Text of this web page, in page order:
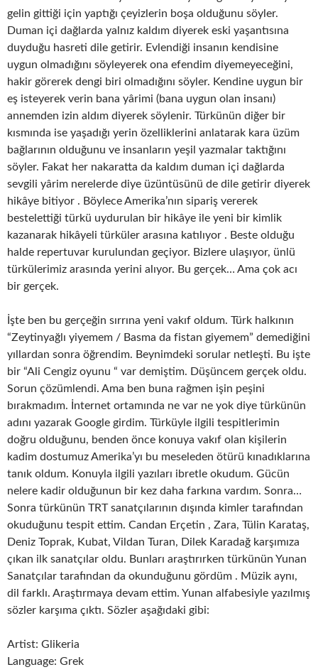
gelin gittiği için yaptığı çeyizlerin boşa olduğunu söyler.
Duman içi dağlarda yalnız kaldım diyerek eski yaşantısına
duyduğu hasreti dile getirir. Evlendiği insanın kendisine
uygun olmadığını söyleyerek ona efendim diyemeyeceğini,
hakir görerek dengi biri olmadığını söyler. Kendine uygun bir
eş isteyerek verin bana yârimi (bana uygun olan insanı)
annemden izin aldım diyerek söylenir. Türkünün diğer bir
kısmında ise yaşadığı yerin özelliklerini anlatarak kara üzüm
bağlarının olduğunu ve insanların yeşil yazmalar taktığını
söyler. Fakat her nakaratta da kaldım duman içi dağlarda
sevgili yârim nerelerde diye üzüntüsünü de dile getirir diyerek
hikâye bitiyor . Böylece Amerika’nın sipariş vererek
bestelettiği türkü uydurulan bir hikâye ile yeni bir kimlik
kazanarak hikâyeli türküler arasına katılıyor . Beste olduğu
halde repertuvar kurulundan geçiyor. Bizlere ulaşıyor, ünlü
türkülerimiz arasında yerini alıyor. Bu gerçek… Ama çok acı
bir gerçek.
İşte ben bu gerçeğin sırrına yeni vakıf oldum. Türk halkının
“Zeytinyağlı yiyemem / Basma da fistan giyemem” demediğini
yıllardan sonra öğrendim. Beynimdeki sorular netleşti. Bu işte
bir “Ali Cengiz oyunu “ var demiştim. Düşüncem gerçek oldu.
Sorun çözümlendi. Ama ben buna rağmen işin peşini
bırakmadım. İnternet ortamında ne var ne yok diye türkünün
adını yazarak Google girdim. Türküyle ilgili tespitlerimin
doğru olduğunu, benden önce konuya vakıf olan kişilerin
kadim dostumuz Amerika’yı bu meseleden ötürü kınadıklarına
tanık oldum. Konuyla ilgili yazıları ibretle okudum. Gücün
nelere kadir olduğunun bir kez daha farkına vardım. Sonra…
Sonra türkünün TRT sanatçılarının dışında kimler tarafından
okuduğunu tespit ettim. Candan Erçetin , Zara, Tülin Karataş,
Deniz Toprak, Kubat, Vildan Turan, Dilek Karadağ karşımıza
çıkan ilk sanatçılar oldu. Bunları araştırırken türkünün Yunan
Sanatçılar tarafından da okunduğunu gördüm . Müzik aynı,
dil farklı. Araştırmaya devam ettim. Yunan alfabesiyle yazılmış
sözler karşıma çıktı. Sözler aşağıdaki gibi:
Artist: Glikeria
Language: Grek